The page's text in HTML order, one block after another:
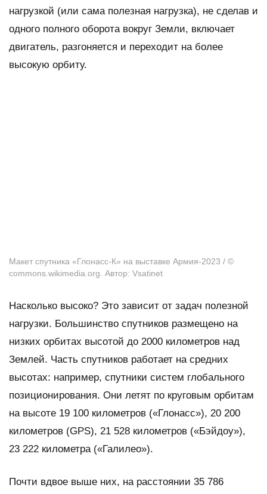
нагрузкой (или сама полезная нагрузка), не сделав и
одного полного оборота вокруг Земли, включает
двигатель, разгоняется и переходит на более
высокую орбиту.
Макет спутника «Глонасс-К» на выставке Армия-2023 / ©
commons.wikimedia.org. Автор: Vsatinet
Насколько высоко? Это зависит от задач полезной
нагрузки. Большинство спутников размещено на
низких орбитах высотой до 2000 километров над
Землей. Часть спутников работает на средних
высотах: например, спутники систем глобального
позиционирования. Они летят по круговым орбитам
на высоте 19 100 километров («Глонасс»), 20 200
километров (GPS), 21 528 километров («Бэйдоу»),
23 222 километра («Галилео»).
Почти вдвое выше них, на расстоянии 35 786